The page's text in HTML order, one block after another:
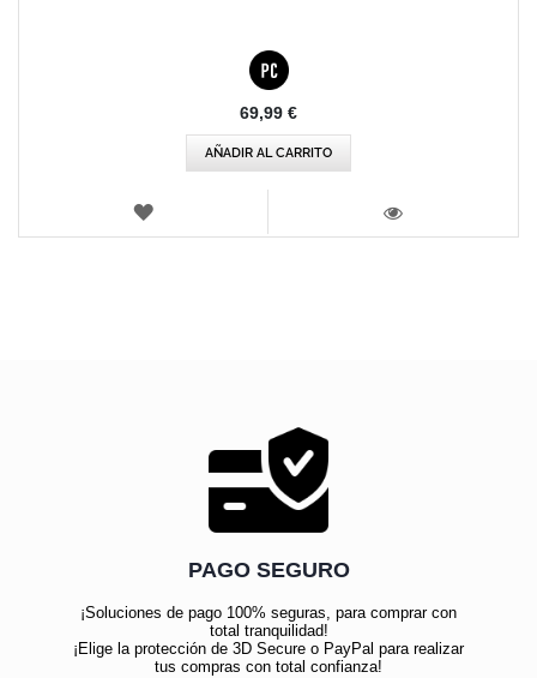
69,99 €
AÑADIR AL CARRITO
LISTA
VISTA
PAGO SEGURO
¡Soluciones de pago 100% seguras, para comprar con
total tranquilidad!
¡Elige la protección de 3D Secure o PayPal para realizar
tus compras con total confianza!